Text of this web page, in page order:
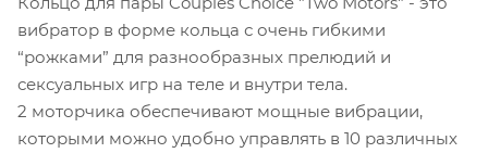
вибратор в форме кольца с очень гибкими
“рожками” для разнообразных прелюдий и
сексуальных игр на теле и внутри тела.
2 моторчика обеспечивают мощные вибрации,
которыми можно удобно управлять в 10 различных